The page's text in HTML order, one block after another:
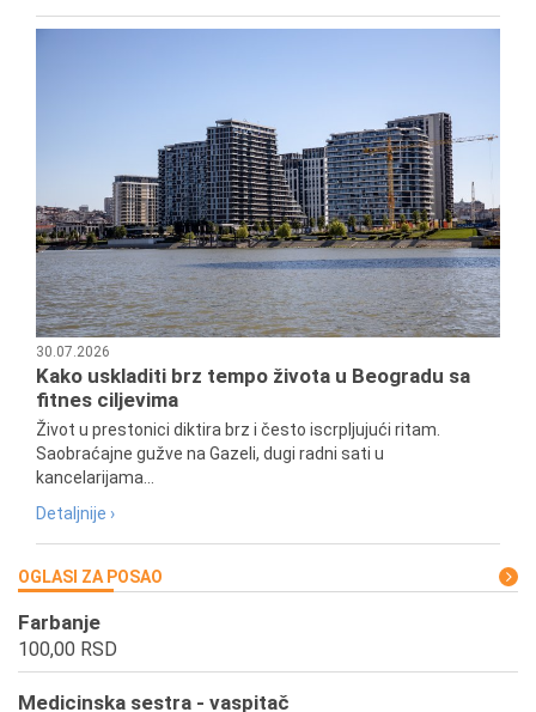
30.07.2026
Kako uskladiti brz tempo života u Beogradu sa
fitnes ciljevima
Život u prestonici diktira brz i često iscrpljujući ritam.
Saobraćajne gužve na Gazeli, dugi radni sati u
kancelarijama...
Detaljnije ›
OGLASI ZA POSAO
Farbanje
100,00 RSD
Medicinska sestra - vaspitač